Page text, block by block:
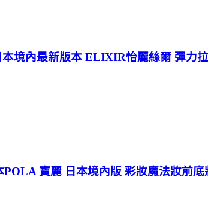
本境內最新版本 ELIXIR怡麗絲爾 彈力
POLA 寶麗 日本境內版 彩妝魔法妝前